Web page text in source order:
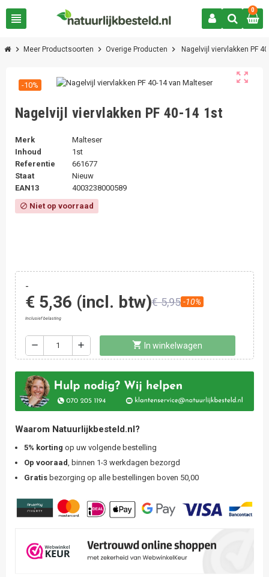
view_headline
0
chevron_right Meer Productsoorten chevron_right Overige Producten chevron_right Nagelvijl viervlakken PF
zoom_out_map
-10%
Nagelvijl viervlakken PF 40-14 1st
Merk
Malteser
Inhoud
1st
Referentie
661677
Staat
Nieuw
EAN13
4003238000589
block Niet op voorraad
-
€ 5,36 (incl. btw)€ 5,95 -10%
Inclusief belasting
remove add shopping_cart In winkelwagen
Waarom Natuurlijkbesteld.nl?
5% korting op uw volgende bestelling
Op vooraad
, binnen 1-3 werkdagen bezorgd
Gratis bezorging op alle bestellingen boven 50,00